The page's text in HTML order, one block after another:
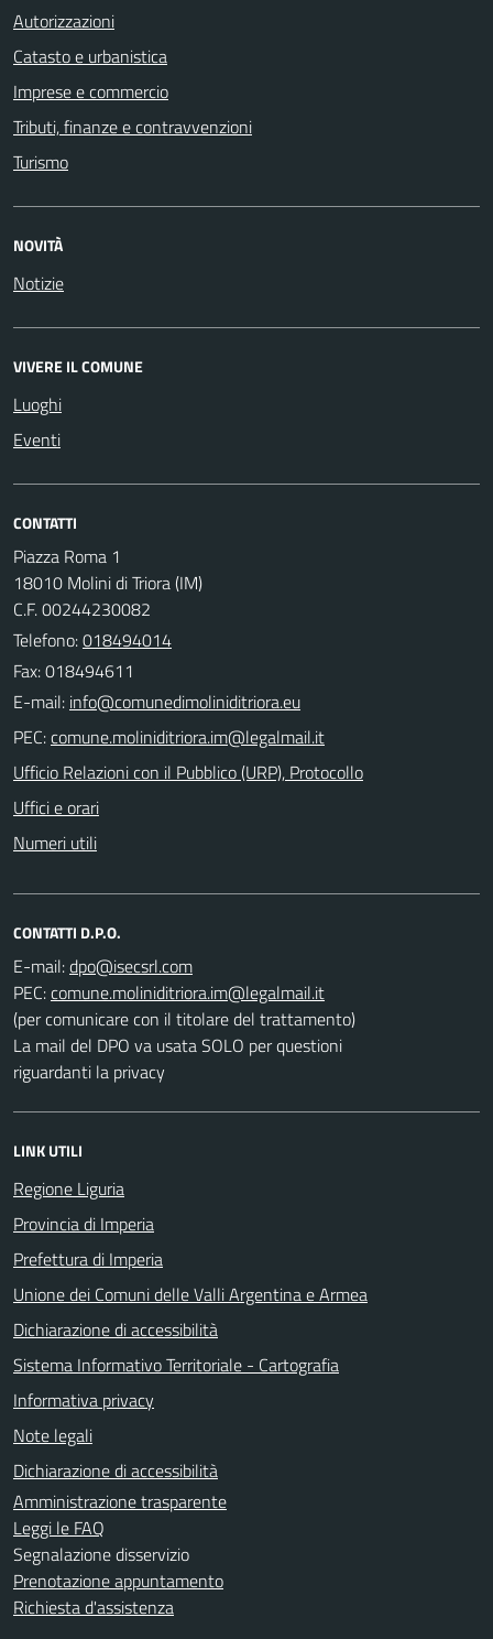
Autorizzazioni
Catasto e urbanistica
Imprese e commercio
Tributi, finanze e contravvenzioni
Turismo
NOVITÀ
Notizie
VIVERE IL COMUNE
Luoghi
Eventi
CONTATTI
Piazza Roma 1
18010 Molini di Triora (IM)
C.F. 00244230082
Telefono:018494014
Fax: 018494611
E-mail:
PEC:
Ufficio Relazioni con il Pubblico (URP), Protocollo
Uffici e orari
Numeri utili
CONTATTI D.P.O.
E-mail:
PEC:
(per comunicare con il titolare del trattamento)
La mail del DPO va usata SOLO per questioni
riguardanti la privacy
LINK UTILI
Regione Liguria
Provincia di Imperia
Prefettura di Imperia
Unione dei Comuni delle Valli Argentina e Armea
Dichiarazione di accessibilità
Sistema Informativo Territoriale - Cartografia
Informativa privacy
Note legali
Dichiarazione di accessibilità
Amministrazione trasparente
Leggi le FAQ
Segnalazione disservizio
Prenotazione appuntamento
Richiesta d'assistenza